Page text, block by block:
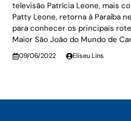
televisão Patrícia Leone, mais
Patty Leone, retorna à Paraíba
para conhecer os principais
Maior São João do Mundo de
09/06/2022 Eliseu Lins